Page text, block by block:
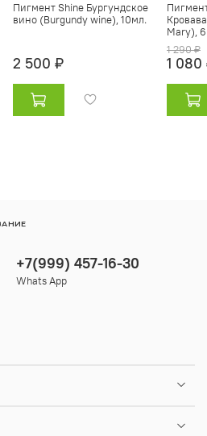
Пигмент Shine Бургундское
вино (Burgundy wine), 10мл.
2 500 ₽
Mary),
1 290 ₽
1 080
+7(999) 457-16-30
Whats App